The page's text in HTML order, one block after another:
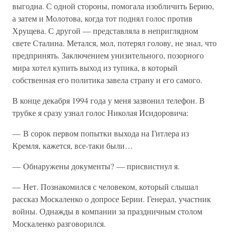
выгодна. С одной стороны, помогала изобличить Берию,
а затем и Молотова, когда тот поднял голос против
Хрущева. С другой — представляла в неприглядном
свете Сталина. Метался, мол, потерял голову, не знал, что
предпринять. Заключением унизительного, позорного
мира хотел купить выход из тупика, в который
собственная его политика завела страну и его самого.
В конце декабря 1994 года у меня зазвонил телефон. В
трубке я сразу узнал голос Николая Исидоровича:
— В сорок первом попытки выхода на Гитлера из
Кремля, кажется, все-таки были…
— Обнаружены документы? — присвистнул я.
— Нет. Познакомился с человеком, который слышал
рассказ Москаленко о допросе Берии. Генерал, участник
войны. Однажды в компании за праздничным столом
Москаленко разговорился.